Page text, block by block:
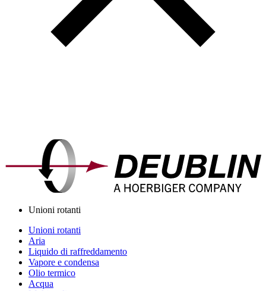
Unioni rotanti
Unioni rotanti
Aria
Liquido di raffreddamento
Vapore e condensa
Olio termico
Acqua